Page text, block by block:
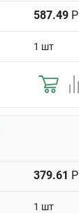
587.49 Р
1 шт
379.61 Р
1 шт